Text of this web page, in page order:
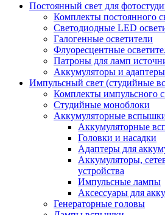
Постоянный свет для
Комплекты постоянного
Светодиодные LED
Галогенные осветители
Флуоресцентные
Патроны для ламп
Аккумуляторы и адаптеры
Импульсный свет (студийные
Комплекты импульсного
Студийные моноблоки
Аккумуляторные
Аккумуляторные
Головки и насадки
Адаптеры для
Аккумуляторы,
устройства
Импульсные лампы
Аксессуары для
Генераторные головы